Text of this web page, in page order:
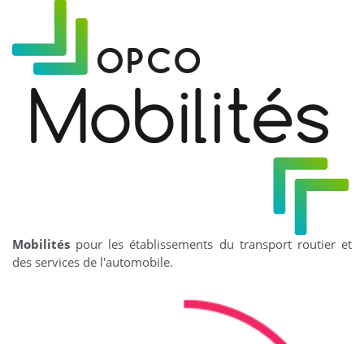
Mobilités pour les établissements du transport routier et
des services de l'automobile.